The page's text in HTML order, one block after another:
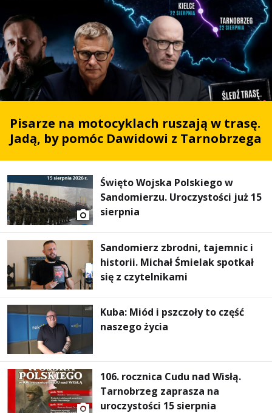
Pisarze na motocyklach ruszają w trasę.
Jadą, by pomóc Dawidowi z Tarnobrzega
Święto Wojska Polskiego w
Sandomierzu. Uroczystości już 15
sierpnia
Sandomierz zbrodni, tajemnic i
historii. Michał Śmielak spotkał
się z czytelnikami
Kuba: Miód i pszczoły to część
naszego życia
106. rocznica Cudu nad Wisłą.
Tarnobrzeg zaprasza na
uroczystości 15 sierpnia